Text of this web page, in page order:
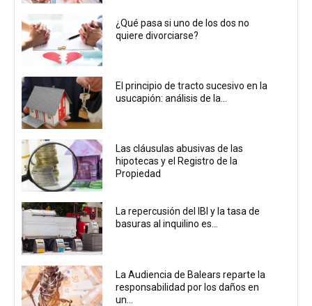
¿Qué pasa si uno de los dos no
quiere divorciarse?
El principio de tracto sucesivo en la
usucapión: análisis de la...
Las cláusulas abusivas de las
hipotecas y el Registro de la
Propiedad
La repercusión del IBI y la tasa de
basuras al inquilino es...
La Audiencia de Balears reparte la
responsabilidad por los daños en
un...